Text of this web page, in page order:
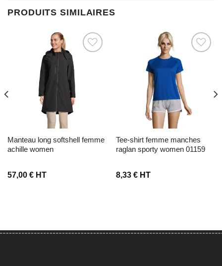
PRODUITS SIMILAIRES
Ajouter à la liste d’envies
manteau long softshell femme
achille women
57,00 €HT
Ajouter à la liste d’envies
tee-shirt femme manches
raglan sporty women 01159
8,33 €HT